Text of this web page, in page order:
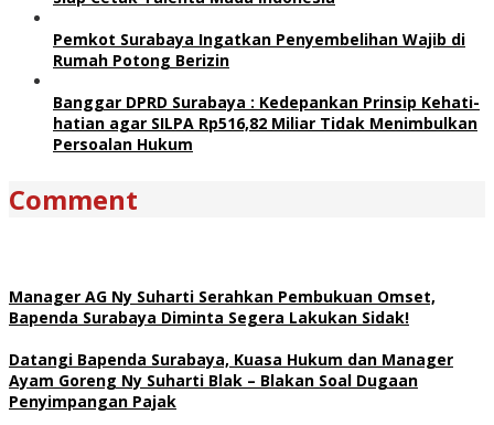
Pemkot Surabaya Ingatkan Penyembelihan Wajib di
Rumah Potong Berizin
Banggar DPRD Surabaya : Kedepankan Prinsip Kehati-
hatian agar SILPA Rp516,82 Miliar Tidak Menimbulkan
Persoalan Hukum
Comment
Manager AG Ny Suharti Serahkan Pembukuan Omset,
Bapenda Surabaya Diminta Segera Lakukan Sidak!
Datangi Bapenda Surabaya, Kuasa Hukum dan Manager
Ayam Goreng Ny Suharti Blak – Blakan Soal Dugaan
Penyimpangan Pajak